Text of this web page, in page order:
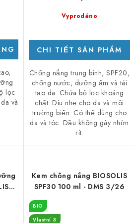
lọc
và
Vyprodáno
CHI TIẾT SẢN PHẨM
Chống nắng trung bình, SPF20,
chống nước, dưỡng ẩm và tái
tạo da. Chứa bộ lọc khoáng
chất. Dịu nhẹ cho da và môi
trường biển. Có thể dùng cho
da và tóc. Dầu không gây nhờn
rít.
Kem chống nắng BIOSOLIS
SPF30 100 ml - DMS 3/26
BIO
Vlastní 3